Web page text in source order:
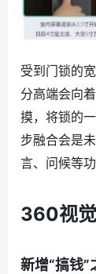
受到门锁的
分高端会向
摸，将锁的
步融合会是
言、问候等
360视
新增“搞钱”